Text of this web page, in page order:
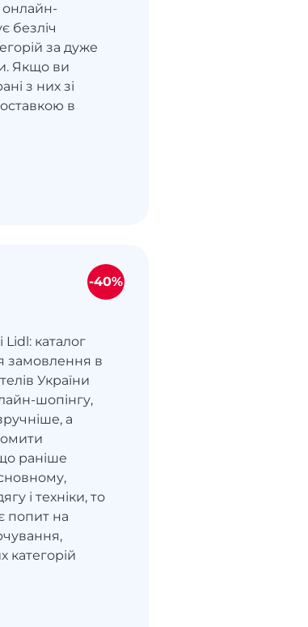
онлайн-
безліч
за дуже
Якщо ви
з них зі
в
каталог
замовлення в
України
шопінгу,
а
раніше
і техніки, то
попит на
категорій
-40%